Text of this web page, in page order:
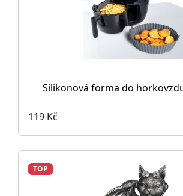
Silikonová forma do
119 Kč
TOP